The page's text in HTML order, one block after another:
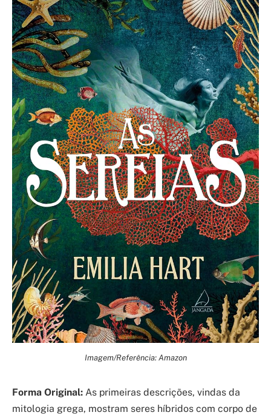
Imagem/Referência: Amazon
Forma Original: As primeiras descrições, vindas da
mitologia grega, mostram seres híbridos com corpo de